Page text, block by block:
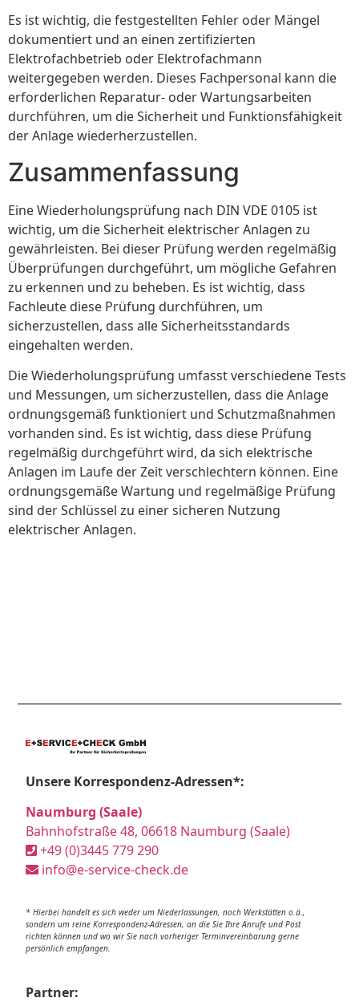
Es ist wichtig, die festgestellten Fehler oder Mängel
dokumentiert und an einen zertifizierten
Elektrofachbetrieb oder Elektrofachmann
weitergegeben werden. Dieses Fachpersonal kann die
erforderlichen Reparatur- oder Wartungsarbeiten
durchführen, um die Sicherheit und Funktionsfähigkeit
der Anlage wiederherzustellen.
Zusammenfassung
Eine Wiederholungsprüfung nach DIN VDE 0105 ist
wichtig, um die Sicherheit elektrischer Anlagen zu
gewährleisten. Bei dieser Prüfung werden regelmäßig
Überprüfungen durchgeführt, um mögliche Gefahren
zu erkennen und zu beheben. Es ist wichtig, dass
Fachleute diese Prüfung durchführen, um
sicherzustellen, dass alle Sicherheitsstandards
eingehalten werden.
Die Wiederholungsprüfung umfasst verschiedene Tests
und Messungen, um sicherzustellen, dass die Anlage
ordnungsgemäß funktioniert und Schutzmaßnahmen
vorhanden sind. Es ist wichtig, dass diese Prüfung
regelmäßig durchgeführt wird, da sich elektrische
Anlagen im Laufe der Zeit verschlechtern können. Eine
ordnungsgemäße Wartung und regelmäßige Prüfung
sind der Schlüssel zu einer sicheren Nutzung
elektrischer Anlagen.
Unsere Korrespondenz-Adressen*:
Naumburg (Saale)
Bahnhofstraße 48, 06618 Naumburg (Saale)
+49 (0)3445 779 290
info@e-service-check.de
* Hierbei handelt es sich weder um Niederlassungen, noch Werkstätten o.ä.,
sondern um reine Korrespondenz-Adressen, an die Sie Ihre Anrufe und Post
richten können und wo wir Sie nach vorheriger Terminvereinbarung gerne
persönlich empfangen.
Partner: